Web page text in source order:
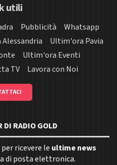
utili
Pubblicità
Whatsapp
Ultim'ora Pavia
Ultim'ora Eventi
TV Lavora con Noi
DI RADIO GOLD
ricevere le ultime news
di posta elettronica.